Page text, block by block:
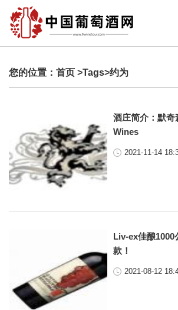
您的位置： 首页 >Tags>约为
酒庄简介：默
Wines
2021-11-14
Liv-ex佳酿1000
款！
2021-08-12